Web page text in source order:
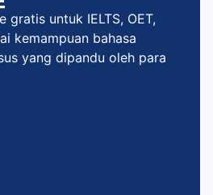
gratis untuk IELTS, OET,
kemampuan bahasa
yang dipandu oleh para